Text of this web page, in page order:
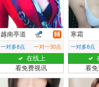
越南亭道
一对多8点 一对一30点
在线上
看免费视讯
寒霜
一对多8点
看